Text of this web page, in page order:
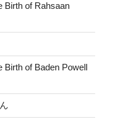
Birth of Rahsaan
Birth of Baden Powell